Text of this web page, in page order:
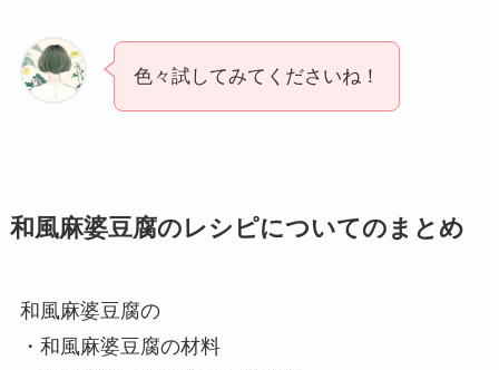
色々試してみてくださいね！
和風麻婆豆腐のレシピについてのまとめ
和風麻婆豆腐の
・和風麻婆豆腐の材料